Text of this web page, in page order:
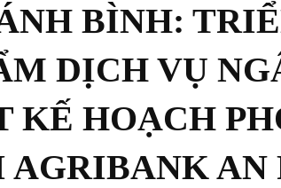
BÌNH:
DỊCH VỤ
KẾ HOẠCH
AGRIBANK AN